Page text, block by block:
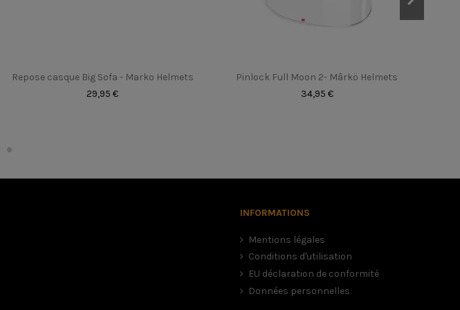
Unisexe
Repose casque Big Sofa - Marko Helmets
29,95 €
Pinlock Full Moon 2- Mârkö Helmets
34,95 €
INFORMATIONS
Mentions légales
Conditions d'utilisation
EU déclaration de conformité
Données personnelles